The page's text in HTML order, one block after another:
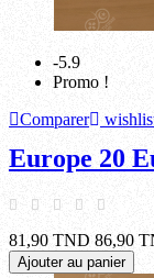
-5.9
Promo !
Comparer
Europe 20
81,90 TND 86,90
Ajouter au panier